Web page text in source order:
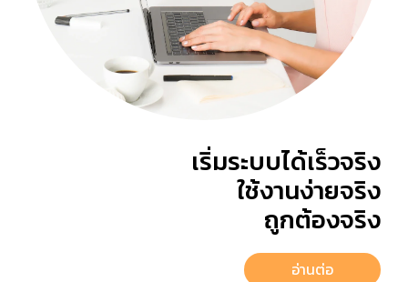
เริ่มระบบได้เร็วจริง
ใช้งานง่ายจริง
ถูกต้องจริง
อ่านต่อ